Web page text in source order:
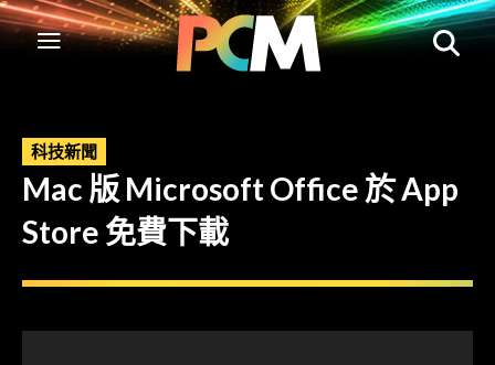
科技新聞
Mac 版 Microsoft Office 於 App
Store 免費下載